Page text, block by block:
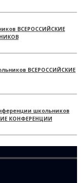
ВСЕРОССИЙСКИЕ
ВСЕРОССИЙСКИЕ
КОНФЕРЕНЦИИ